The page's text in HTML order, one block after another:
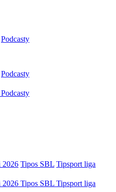
Podcasty
Podcasty
Podcasty
2026 Tipos SBL Tipsport liga
2026 Tipos SBL Tipsport liga